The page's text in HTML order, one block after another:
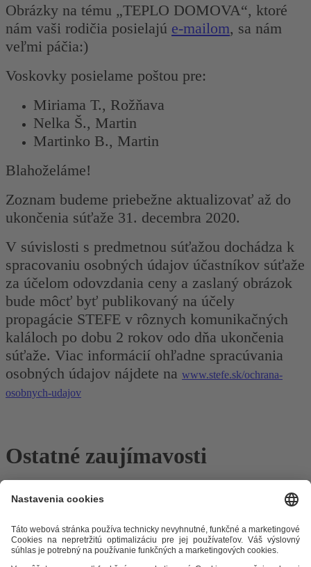
Obrázky na tému „TEPLO DOMOVA“, ktoré
nám vaši rodičia posielajú e-mailom, sa nám
veľmi páčia:)
Voskovky posielame poštou pre:
Miriama T., Rožňava
Nelka Š., Martin
Martinko B., Martin
Blahoželáme!
Zoznam budeme priebežne aktualizovať až do
ukončenia súťaže 31. decembra 2020.
V súvislosti s predmetnou súťažou dochádza k
spracovaniu osobných údajov účastníkov súťaže
za účelom odovzdania ceny a zaslaný obrázok
bude môcť byť publikovaný na účely
propagácie STEFE v rôznych komunikačných
kaláloch po dobu 2 rokov odo dňa ukončenia
súťaže. Viac informácií ohľadne spracúvania
osobných údajov nájdete na www.stefe.sk/ochrana-
osobnych-udajov
Ostatné zaujímavosti
Odkazy
Alternatívne riešenie sporov
Práva a povinnosti odberateľov
Ochrana osobných údajov Cenník zemný plyn Časopis Teplo v
meste Impresum Etický kódex Podmienky a ustanovenia Mapa